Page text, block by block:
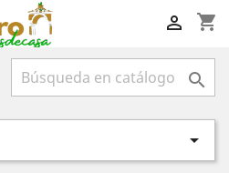
shopping_cart


